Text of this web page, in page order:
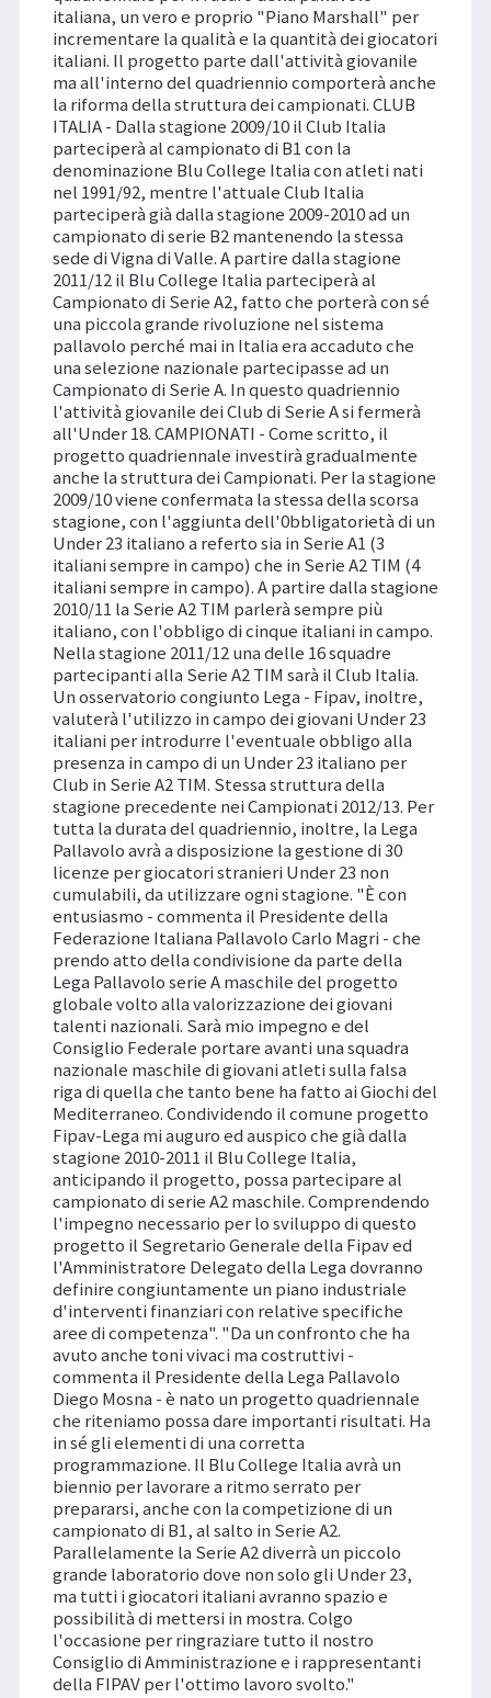
italiana, un vero e proprio "Piano Marshall" per
incrementare la qualità e la quantità dei giocatori
italiani. Il progetto parte dall'attività giovanile
ma all'interno del quadriennio comporterà anche
la riforma della struttura dei campionati. CLUB
ITALIA - Dalla stagione 2009/10 il Club Italia
parteciperà al campionato di B1 con la
denominazione Blu College Italia con atleti nati
nel 1991/92, mentre l'attuale Club Italia
parteciperà già dalla stagione 2009-2010 ad un
campionato di serie B2 mantenendo la stessa
sede di Vigna di Valle. A partire dalla stagione
2011/12 il Blu College Italia parteciperà al
Campionato di Serie A2, fatto che porterà con sé
una piccola grande rivoluzione nel sistema
pallavolo perché mai in Italia era accaduto che
una selezione nazionale partecipasse ad un
Campionato di Serie A. In questo quadriennio
l'attività giovanile dei Club di Serie A si fermerà
all'Under 18. CAMPIONATI - Come scritto, il
progetto quadriennale investirà gradualmente
anche la struttura dei Campionati. Per la stagione
2009/10 viene confermata la stessa della scorsa
stagione, con l'aggiunta dell'0bbligatorietà di un
Under 23 italiano a referto sia in Serie A1 (3
italiani sempre in campo) che in Serie A2 TIM (4
italiani sempre in campo). A partire dalla stagione
2010/11 la Serie A2 TIM parlerà sempre più
italiano, con l'obbligo di cinque italiani in campo.
Nella stagione 2011/12 una delle 16 squadre
partecipanti alla Serie A2 TIM sarà il Club Italia.
Un osservatorio congiunto Lega - Fipav, inoltre,
valuterà l'utilizzo in campo dei giovani Under 23
italiani per introdurre l'eventuale obbligo alla
presenza in campo di un Under 23 italiano per
Club in Serie A2 TIM. Stessa struttura della
stagione precedente nei Campionati 2012/13. Per
tutta la durata del quadriennio, inoltre, la Lega
Pallavolo avrà a disposizione la gestione di 30
licenze per giocatori stranieri Under 23 non
cumulabili, da utilizzare ogni stagione. "È con
entusiasmo - commenta il Presidente della
Federazione Italiana Pallavolo Carlo Magri - che
prendo atto della condivisione da parte della
Lega Pallavolo serie A maschile del progetto
globale volto alla valorizzazione dei giovani
talenti nazionali. Sarà mio impegno e del
Consiglio Federale portare avanti una squadra
nazionale maschile di giovani atleti sulla falsa
riga di quella che tanto bene ha fatto ai Giochi del
Mediterraneo. Condividendo il comune progetto
Fipav-Lega mi auguro ed auspico che già dalla
stagione 2010-2011 il Blu College Italia,
anticipando il progetto, possa partecipare al
campionato di serie A2 maschile. Comprendendo
l'impegno necessario per lo sviluppo di questo
progetto il Segretario Generale della Fipav ed
l'Amministratore Delegato della Lega dovranno
definire congiuntamente un piano industriale
d'interventi finanziari con relative specifiche
aree di competenza". "Da un confronto che ha
avuto anche toni vivaci ma costruttivi -
commenta il Presidente della Lega Pallavolo
Diego Mosna - è nato un progetto quadriennale
che riteniamo possa dare importanti risultati. Ha
in sé gli elementi di una corretta
programmazione. Il Blu College Italia avrà un
biennio per lavorare a ritmo serrato per
prepararsi, anche con la competizione di un
campionato di B1, al salto in Serie A2.
Parallelamente la Serie A2 diverrà un piccolo
grande laboratorio dove non solo gli Under 23,
ma tutti i giocatori italiani avranno spazio e
possibilità di mettersi in mostra. Colgo
l'occasione per ringraziare tutto il nostro
Consiglio di Amministrazione e i rappresentanti
della FIPAV per l'ottimo lavoro svolto."